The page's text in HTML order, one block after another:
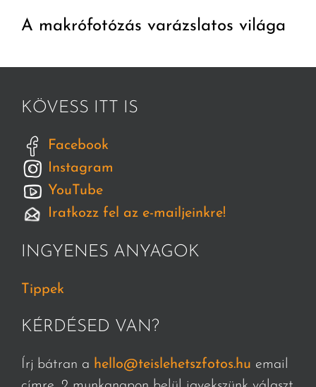
A makrófotózás varázslatos világa
KÖVESS ITT IS
Facebook
Instagram
YouTube
Iratkozz fel az e-mailjeinkre!
INGYENES ANYAGOK
Tippek
KÉRDÉSED VAN?
Írj bátran a hello@teislehetszfotos.hu email